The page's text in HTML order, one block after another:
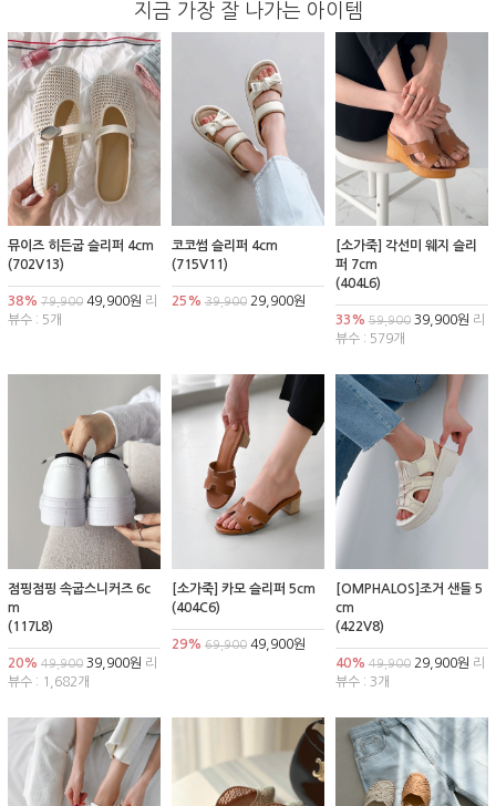
지금 가장 잘 나가는 아이템
뮤이즈 히든굽 슬리퍼 4cm
(702V13)
38% 79,900 49,900원 리
뷰수 : 5개
코코썸 슬리퍼 4cm
(715V11)
25% 39,90029,900원
[소가죽] 각선미 웨지 슬리
퍼 7cm
(404L6)
33% 59,90039,900원 리
뷰수 : 579개
점핑점핑 속굽스니커즈 6c
m
(117L8)
20% 49,900 39,900원 리
뷰수 : 1,682개
[소가죽] 카모 슬리퍼 5cm
(404C6)
29% 69,90049,900원
[OMPHALOS]조거 샌들 5
cm
(422V8)
40% 49,90029,900원 리
뷰수 : 3개